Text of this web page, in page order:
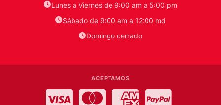
Lunes a Viernes de 9:00 am a 5:00 pm
Sábado de 9:00 am a 12:00 md
Domingo cerrado
ACEPTAMOS
Visa MasterCardAmerican Express